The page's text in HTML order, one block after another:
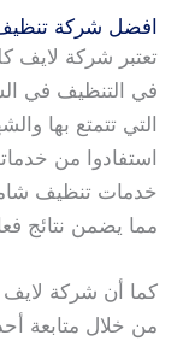
افضل شركة
تعتبر شركة
في التنظيف في
التي تتمتع بها
استفادوا من
خدمات تنظيف
مما يضمن نتائج
كما أن شركة لايف
من خلال متابعة